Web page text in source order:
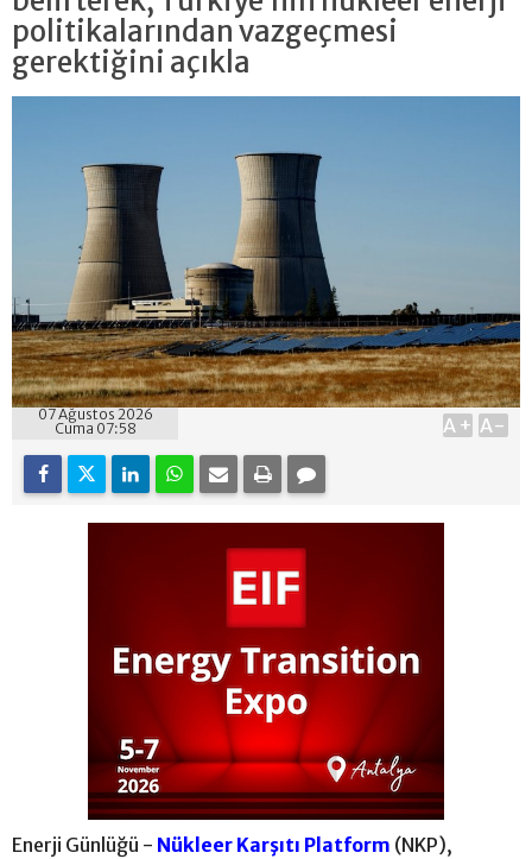
politikalarından vazgeçmesi
gerektiğini açıkla
07 Ağustos 2026
Cuma 07:58
A+ A-
Enerji Günlüğü - Nükleer Karşıtı Platform (NKP),